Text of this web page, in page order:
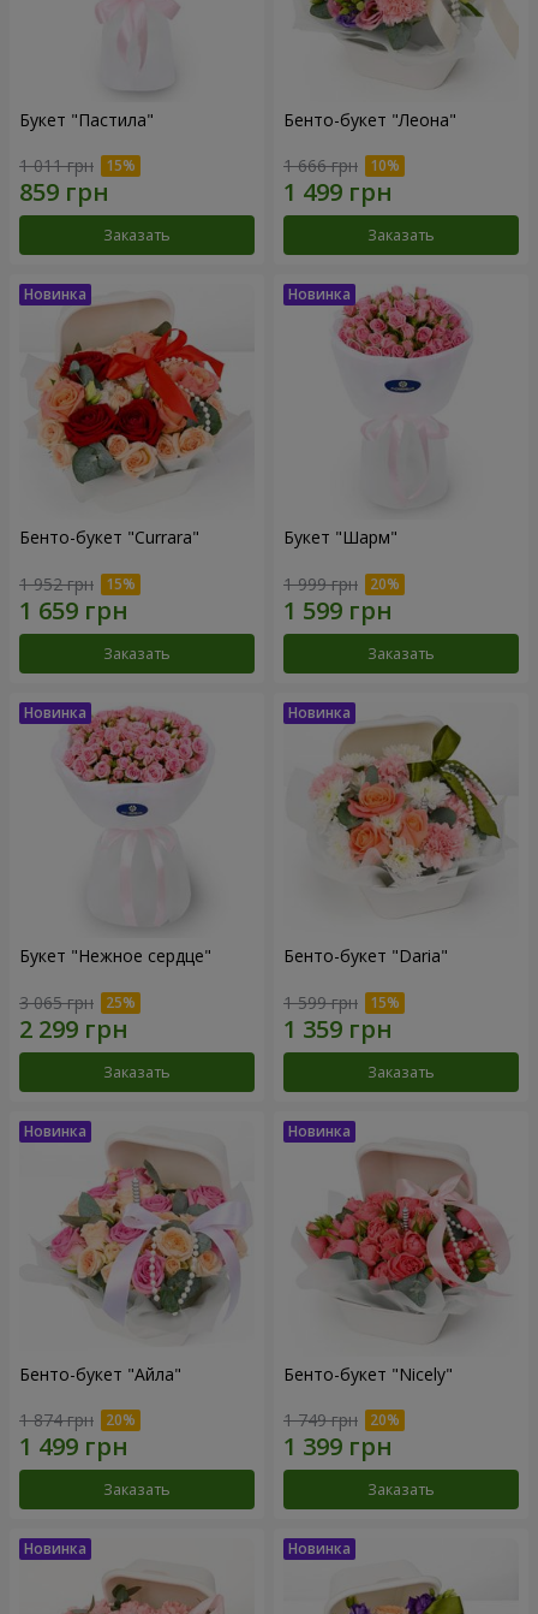
Букет "Пастила"
1 011 грн
Заказать
Бенто-букет "Леона"
1 666 грн
Заказать
Бенто-букет "Currara"
1 952 грн
Заказать
Букет "Шарм"
1 999 грн
Заказать
Букет "Нежное сердце"
3 065 грн
Заказать
Бенто-букет "Daria"
1 599 грн
Заказать
Бенто-букет "Айла"
1 874 грн
Заказать
Бенто-букет "Nicely"
1 749 грн
Заказать